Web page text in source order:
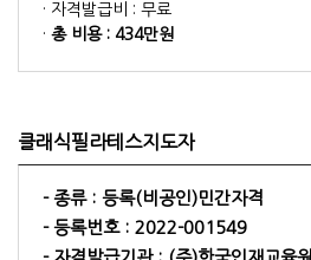
· 자격발급비 : 무료
· 총 비용 : 434만원
클래식필라테스지도자
- 종류 : 등록(비공인)민간자격
- 등록번호 : 2022-001549